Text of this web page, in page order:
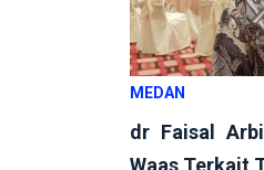
MEDAN
dr Faisal